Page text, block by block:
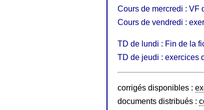
Cours de mercredi : VF
Cours de vendredi :
TD de lundi : Fin de la
TD de jeudi : exercices
corrigés disponibles :
documents distribués :